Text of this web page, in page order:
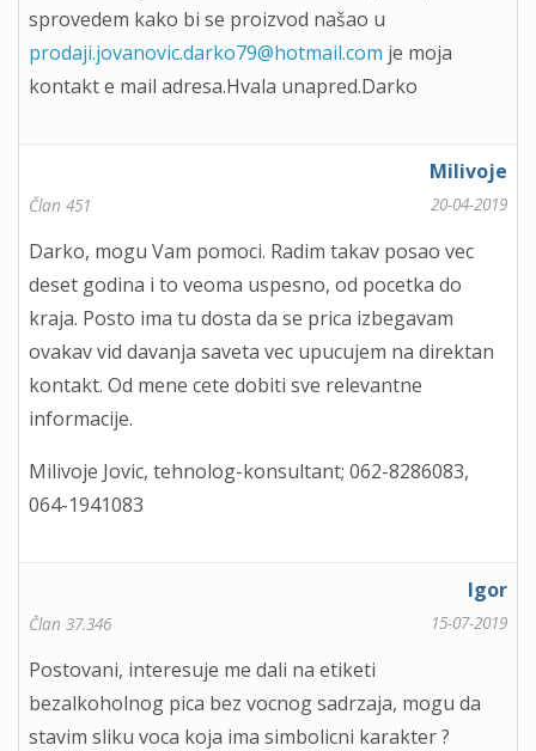
sprovedem kako bi se proizvod našao u
prodaji.jovanovic.darko79@hotmail.com je moja
kontakt e mail adresa.Hvala unapred.Darko
Milivoje
Član 451 20-04-2019
Darko, mogu Vam pomoci. Radim takav posao vec
deset godina i to veoma uspesno, od pocetka do
kraja. Posto ima tu dosta da se prica izbegavam
ovakav vid davanja saveta vec upucujem na direktan
kontakt. Od mene cete dobiti sve relevantne
informacije.
Milivoje Jovic, tehnolog-konsultant; 062-8286083,
064-1941083
Igor
Član 37.346 15-07-2019
Postovani, interesuje me dali na etiketi
bezalkoholnog pica bez vocnog sadrzaja, mogu da
stavim sliku voca koja ima simbolicni karakter ?